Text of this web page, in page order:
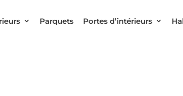
Parquets Portes d’intérieurs